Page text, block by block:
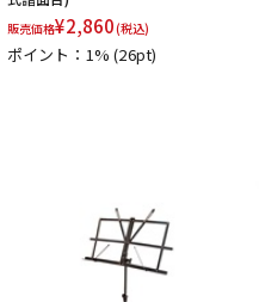
DTM
楽器アクセサリ
販売価格¥2,860(税込)
ポイント：1%(26pt)